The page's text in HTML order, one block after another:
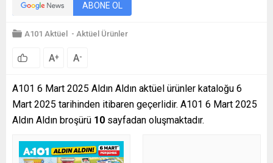
ABONE OL
A101 Aktüel - Aktüel Ürünler
A+ A-
A101 6 Mart 2025 Aldın Aldın aktüel ürünler kataloğu 6
Mart 2025 tarihinden itibaren geçerlidir. A101 6 Mart 2025
Aldın Aldın broşürü 10 sayfadan oluşmaktadır.